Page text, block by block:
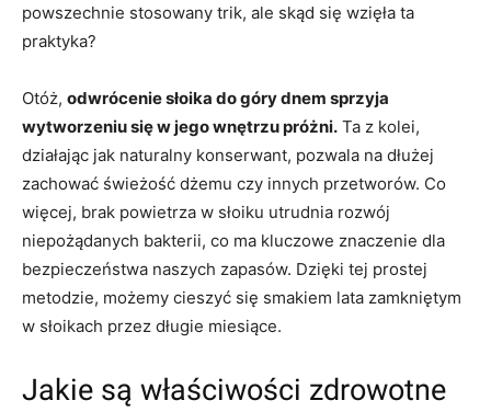
powszechnie stosowany trik, ale skąd się wzięła ta
praktyka?
Otóż, odwrócenie słoika do góry dnem sprzyja
wytworzeniu się w jego wnętrzu próżni. Ta z kolei,
działając jak naturalny konserwant, pozwala na dłużej
zachować świeżość dżemu czy innych przetworów. Co
więcej, brak powietrza w słoiku utrudnia rozwój
niepożądanych bakterii, co ma kluczowe znaczenie dla
bezpieczeństwa naszych zapasów. Dzięki tej prostej
metodzie, możemy cieszyć się smakiem lata zamkniętym
w słoikach przez długie miesiące.
Jakie są właściwości zdrowotne